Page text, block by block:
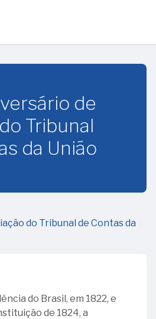
de
Tribunal
da União
do Tribunal de Contas da
do Brasil, em 1822, e
de 1824, a